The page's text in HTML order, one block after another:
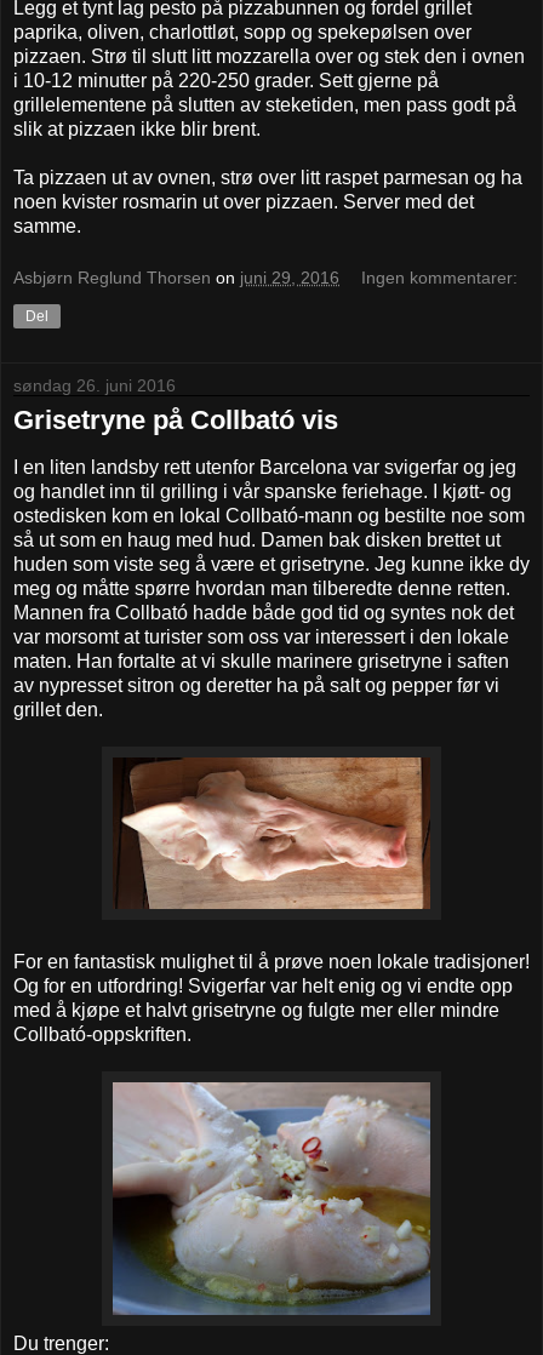
Legg et tynt lag pesto på pizzabunnen og fordel grillet
paprika, oliven, charlottløt, sopp og spekepølsen over
pizzaen. Strø til slutt litt mozzarella over og stek den i ovnen
i 10-12 minutter på 220-250 grader. Sett gjerne på
grillelementene på slutten av steketiden, men pass godt på
slik at pizzaen ikke blir brent.
Ta pizzaen ut av ovnen, strø over litt raspet parmesan og ha
noen kvister rosmarin ut over pizzaen. Server med det
samme.
Asbjørn Reglund Thorsen on juni 29, 2016 Ingen kommentarer:
Del
søndag 26. juni 2016
Grisetryne på Collbató vis
I en liten landsby rett utenfor Barcelona var svigerfar og jeg
og handlet inn til grilling i vår spanske feriehage. I kjøtt- og
ostedisken kom en lokal Collbató-mann og bestilte noe som
så ut som en haug med hud. Damen bak disken brettet ut
huden som viste seg å være et grisetryne. Jeg kunne ikke dy
meg og måtte spørre hvordan man tilberedte denne retten.
Mannen fra Collbató hadde både god tid og syntes nok det
var morsomt at turister som oss var interessert i den lokale
maten. Han fortalte at vi skulle marinere grisetryne i saften
av nypresset sitron og deretter ha på salt og pepper før vi
grillet den.
For en fantastisk mulighet til å prøve noen lokale tradisjoner!
Og for en utfordring! Svigerfar var helt enig og vi endte opp
med å kjøpe et halvt grisetryne og fulgte mer eller mindre
Collbató-oppskriften.
Du trenger: